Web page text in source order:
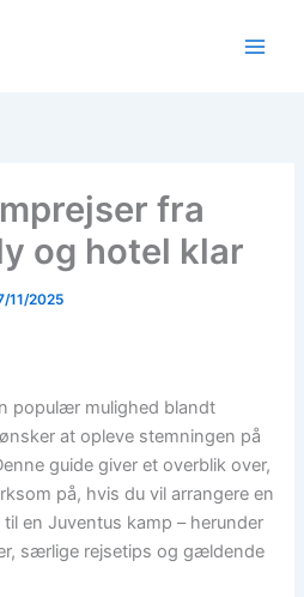
fra
og hotel klar
11/2025
populær mulighed blandt
at opleve stemningen på
guide giver et overblik over,
på, hvis du vil arrangere en
en Juventus kamp – herunder
særlige rejsetips og gældende